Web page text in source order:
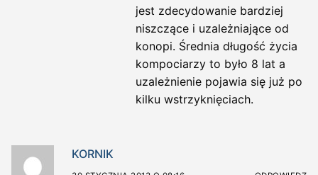
jest zdecydowanie bardziej
niszczące i uzależniające od
konopi. Średnia długość życia
kompociarzy to było 8 lat a
uzależnienie pojawia się już po
kilku wstrzyknięciach.
KORNIK